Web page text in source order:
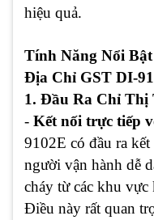
hiệu quả.
Tính Năng Nổi
Địa Chỉ GST DI-
1. Đầu Ra Chỉ Thị
- Kết nối trực tiếp
9102E có đầu ra
người vận hành dễ
cháy từ các khu vực
Điều này rất quan